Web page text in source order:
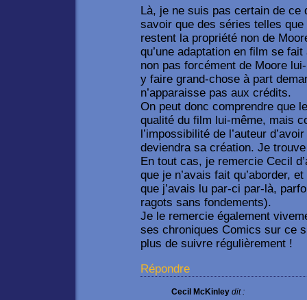
Là, je ne suis pas certain de ce
savoir que des séries telles
restent la propriété non de
qu’une adaptation en film se
non pas forcément de Moore
y faire grand-chose à part
n’apparaisse pas aux crédits.
On peut donc comprendre que
qualité du film lui-même, mais
l’impossibilité de l’auteur
deviendra sa création. Je
En tout cas, je remercie Cecil
que je n’avais fait qu’aborder,
que j’avais lu par-ci par-là,
ragots sans fondements).
Je le remercie également
ses chroniques Comics sur ce
plus de suivre régulièrement !
Répondre
Cecil McKinley dit :